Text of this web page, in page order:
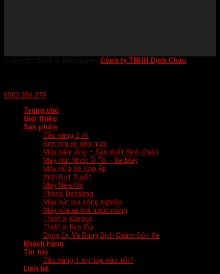
Công ty TNHH Định Châu
0903.356.379
Trang chủ
Giới thiệu
Sản phẩm
Cầu nâng ô tô
Ben rửa xe gắn máy
Máy bấm ống – Sản xuất Định Châu
Máy Hút Nhớt Ô Tô – Xe Máy
Máy Rửa Xe Cao Áp
Bình Bọt Tuyết
Máy Nén Khí
Phòng Detailing
Máy hút bụi công nghiệp
Máy rửa xe hơi nước nóng
Thiết bị Garage
Thiết bị làm lốp
Dụng Cụ Và Dung Dịch Chăm Sóc Xe
Khách hàng
Tin tức
Cầu nâng 1 trụ loại nào tốt?
Liên hệ